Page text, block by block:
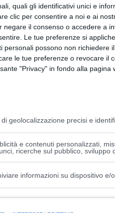
quali gli identificativi unici e
clic per consentire a noi e ai
negare il consenso o accedere a
Le tue preferenze si
personali possono non richiedere
le tue preferenze o revocare il
"Privacy" in fondo alla pagina
di geolocalizzazione precisi e
e contenuti personalizzati,
ricerche sul pubblico, sviluppo
informazioni su dispositivo e/
e caratteristiche speciali
A14 nel
Martedì